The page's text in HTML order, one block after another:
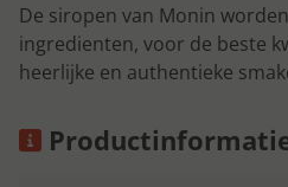
De siropen van Monin
ingredienten, voor de beste
heerlijke en authentieke